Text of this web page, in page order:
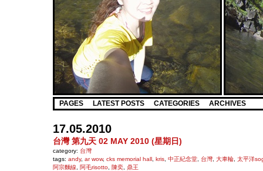
PAGES LATEST POSTS CATEGORIES ARCHIVES
17.05.2010
台灣 第九天 02 MAY 2010 (星期日)
category: 台灣
tags: andy, ar wow, cks memorial hall kris 中正紀念堂 台灣 大車輪 太平洋
阿宗麵線
阿毛risotto 陳奕 鼎王